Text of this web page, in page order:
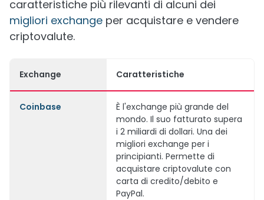
caratteristiche più rilevanti di alcuni dei
migliori exchange per acquistare e vendere
criptovalute.
Exchange Caratteristiche
Coinbase
È l'exchange più grande del
mondo. Il suo fatturato supera
i 2 miliardi di dollari. Una dei
migliori exchange per i
principianti. Permette di
acquistare criptovalute con
carta di credito/debito e
PayPal.